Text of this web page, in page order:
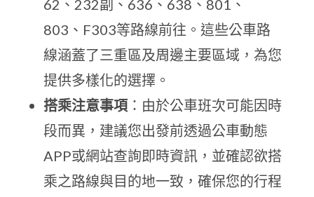
62、232副、636、638、801、
803、F303等路線前往。這些公車路
線涵蓋了三重區及周邊主要區域，為您
提供多樣化的選擇。
搭乘注意事項 ：由於公車班次可能因時
段而異，建議您出發前透過公車動態
APP或網站查詢即時資訊，並確認欲搭
乘之路線與目的地一致，確保您的行程